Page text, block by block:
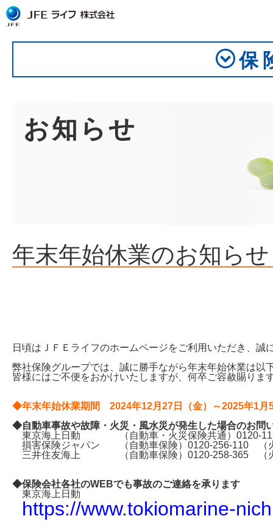
トップ
サービス
Service
お問い合わせ
Contact
Search
お知らせ
年末年始休業のお知らせ
日頃はＪＦＥライフのホームページをご利用いただき、誠
弊社保険グループでは、誠に勝手ながら年末年始休業は以
皆様にはご不便をおかけいたしますが、何卒ご容赦賜りま
◆年末年始休業期間 2024年12月27日（金）～2025年1月
◆自動車事故や故障・火災・風水災が発生した場合のお問
東京海上日動 （自動車・火災保険共通）0120-
損害保険ジャパン （自動車保険）0120-256-110 （
三井住友海上 （自動車保険）0120-258-365
◆保険会社各社のWEBでも事故のご連絡を承ります
東京海上日動
https://www.tokiomarine-
保